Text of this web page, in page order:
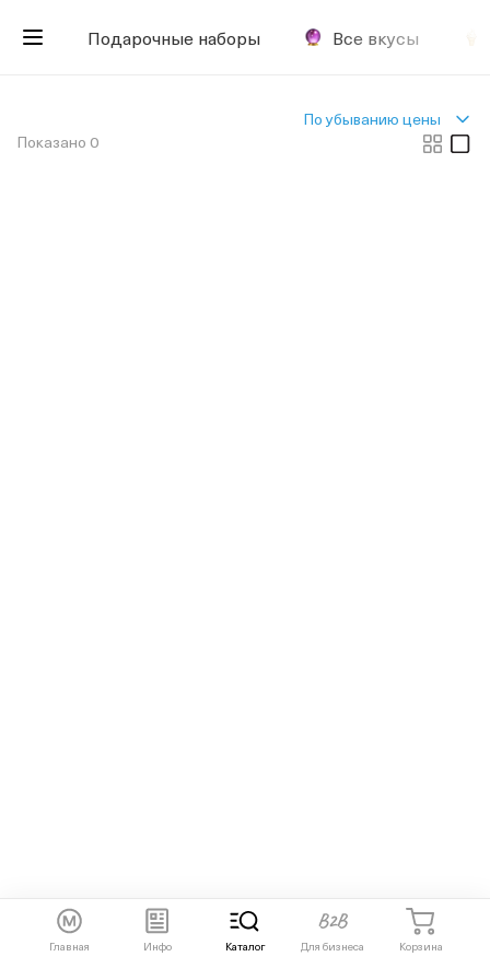
Подарочные наборы Все вкусы
Показано 0
По убыванию цены
Главная Инфо Каталог Для бизнеса Корзина